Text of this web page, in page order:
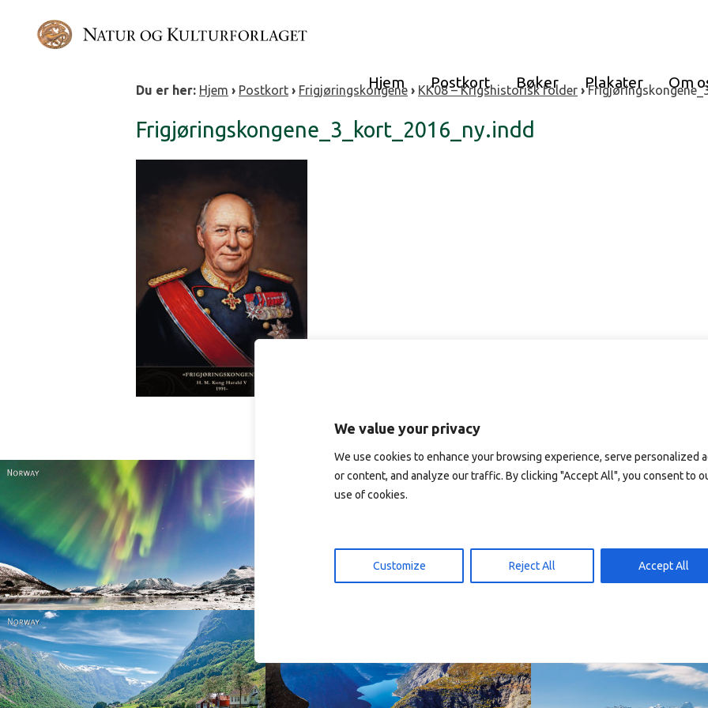
We value your privacy
We use cookies to enhance your browsing experience, serve personalized
or content, and analyze our traffic. By clicking "Accept All", you consent to
use of cookies.
Customize Reject All Accept All
direkte
Hjem Postkort Bøker Plakater Om
Du er her: Hjem › Postkort › Frigjøringskongene › KK08 – Krigshistorisk folder ›
Frigjøringskongene_3_kort_2016_ny.indd
Norway Norway
Norway.
Norway Norway Norway